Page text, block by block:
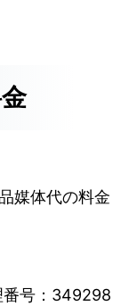
媒体代の料金
番号：349298